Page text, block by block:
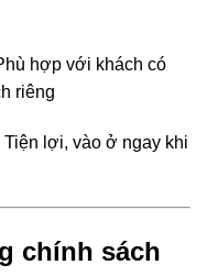
hợp với khách có
riêng
Tiện lợi, vào ở ngay khi
chính sách